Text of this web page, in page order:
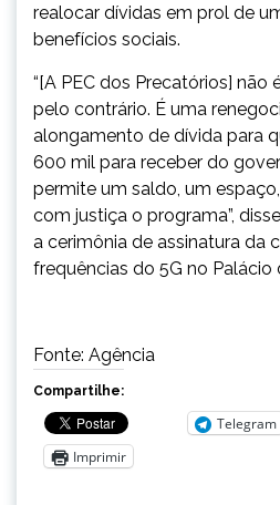
realocar dívidas em prol de
benefícios sociais.
“[A PEC dos Precatórios] não
pelo contrário. É uma
alongamento de dívida para
600 mil para receber do
permite um saldo, um
com justiça o programa”,
a cerimônia de assinatura da
frequências do 5G no Palácio
Fonte: Agência
Compartilhe:
Telegram
Imprimir